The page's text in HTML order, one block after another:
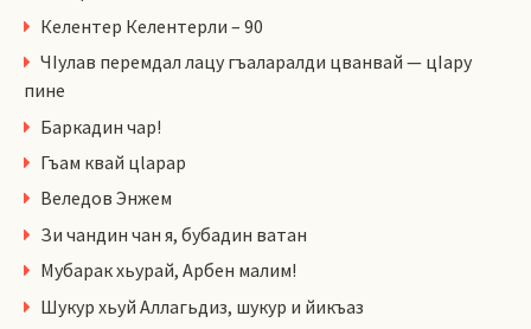
Келентер Келентерли – 90
ЧIулав перемдал лацу гъаларалди цванвай — цIару
пине
Баркадин чар!
Гъам квай цlарар
Веледов Энжем
Зи чандин чан я, бубадин ватан
Мубарак хьурай, Арбен малим!
Шукур хьуй Аллагьдиз, шукур и йикъаз